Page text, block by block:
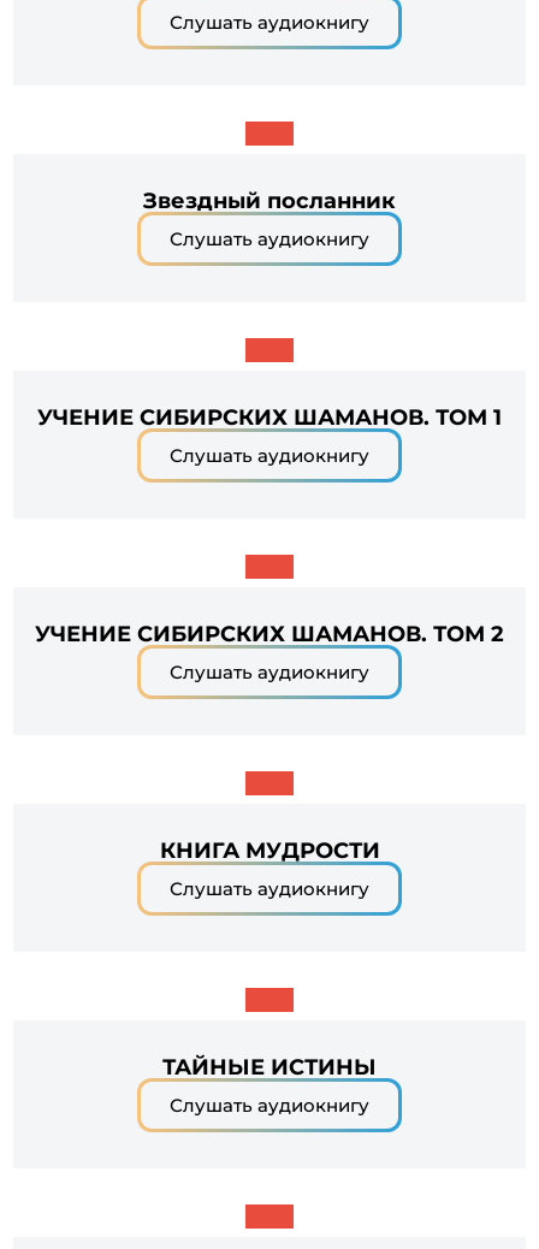
Слушать аудиокнигу
Звездный посланник
Слушать аудиокнигу
УЧЕНИЕ СИБИРСКИХ ШАМАНОВ. ТОМ 1
Слушать аудиокнигу
УЧЕНИЕ СИБИРСКИХ ШАМАНОВ. ТОМ 2
Слушать аудиокнигу
КНИГА МУДРОСТИ
Слушать аудиокнигу
ТАЙНЫЕ ИСТИНЫ
Слушать аудиокнигу